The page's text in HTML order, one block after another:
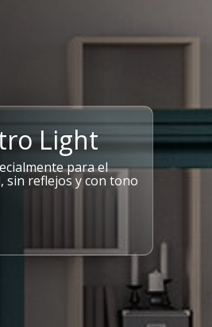
Light
para el
sin reflejos y con tono